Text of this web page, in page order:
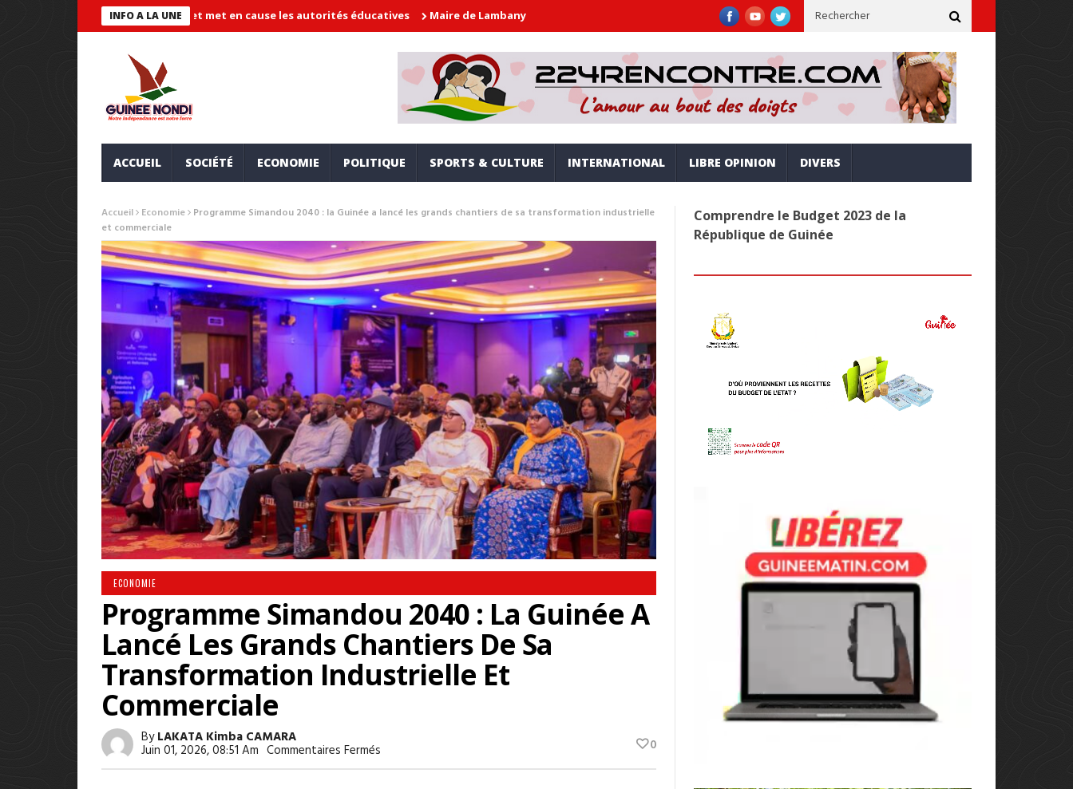
INFO A LA UNE
fraude « systémique » et met en cause les autorités éducatives Maire de Lambanyi : Baba Alimou Barry promet une gouvernance moderne, inclusive et alignée sur la vision Simandou 2040
ACCUEIL SOCIÉTÉ ECONOMIE POLITIQUE SPORTS & CULTURE INTERNATIONAL LIBRE OPINION DIVERS
Accueil Economie Programme Simandou 2040 : la Guinée a lancé les grands chantiers de sa transformation industrielle
et commerciale
ECONOMIE
Programme Simandou 2040 : La Guinée A
Lancé Les Grands Chantiers De Sa
Transformation Industrielle Et
Commerciale
ByLAKATA Kimba CAMARA
Juin 01, 2026, 08:51 Am Commentaires Fermés
Simandou
0
Comprendre le Budget 2023 de la
République de Guinée